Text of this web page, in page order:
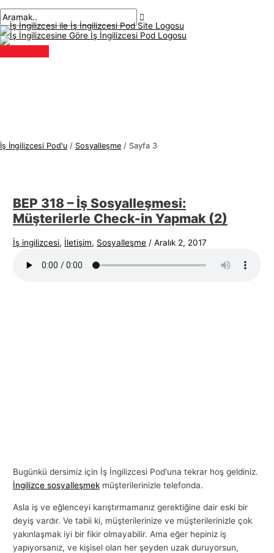
atla
menü
İş İngilizcesi Pod'u / Sosyalleşme / Sayfa 3
BEP 318 – İş Sosyalleşmesi:
Müşterilerle Check-in Yapmak (2)
İş ingilizcesi, İletişim, Sosyalleşme /Aralık 2, 2017
Bugünkü dersimiz için İş İngilizcesi Pod'una tekrar hoş geldiniz.
İngilizce sosyalleşmek müşterilerinizle telefonda.
Asla iş ve eğlenceyi karıştırmamanız gerektiğine dair eski bir
deyiş vardır. Ve tabii ki, müşterilerinize ve müşterilerinizle çok
yakınlaşmak iyi bir fikir olmayabilir. Ama eğer hepiniz iş
yapıyorsanız, ve kişisel olan her şeyden uzak duruyorsun,
sonrası
İ
ş
İ
n
K
o
A
r
a
m